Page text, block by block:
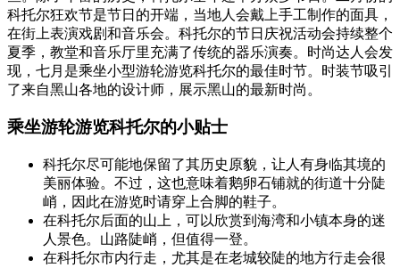
科托尔狂欢节是节日的开端，当地人会戴上手工制作的面具，
在街上表演戏剧和音乐会。科托尔的节日庆祝活动会持续整个
夏季，教堂和音乐厅里充满了传统的器乐演奏。时尚达人会发
现，七月是乘坐小型游轮游览科托尔的最佳时节。时装节吸引
了来自黑山各地的设计师，展示黑山的最新时尚。
乘坐游轮游览科托尔的小贴士
科托尔尽可能地保留了其历史原貌，让人有身临其境的
美丽体验。不过，这也意味着鹅卵石铺就的街道十分陡
峭，因此在游览时请穿上合脚的鞋子。
在科托尔后面的山上，可以欣赏到海湾和小镇本身的迷
人景色。山路陡峭，但值得一登。
在科托尔市内行走，尤其是在老城较陡的地方行走会很